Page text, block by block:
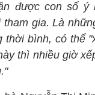
được con số ý
gia. Là
thời bình, có thể
thì nhiều giờ